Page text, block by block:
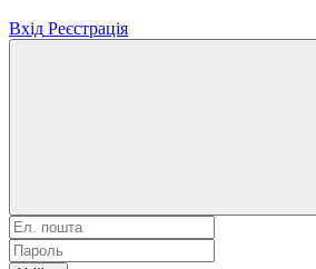
Вхід Реєстрація